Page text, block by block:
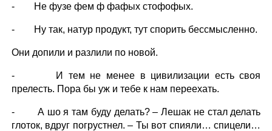
- Не фузе фем ф фафых стофофых.
- Ну так, натур продукт, тут спорить бессмысленно.
Они допили и разлили по новой.
- И тем не менее в цивилизации есть своя
прелесть. Пора бы уж и тебе к нам переехать.
- А шо я там буду делать? – Лешак не стал делать
глоток, вдруг погрустнел. – Ты вот спияли… спицели…